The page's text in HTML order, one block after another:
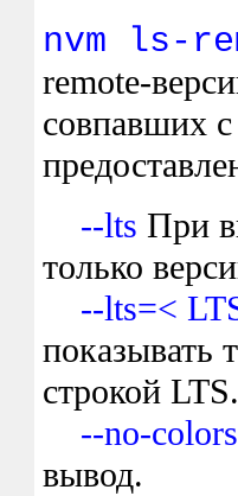
nvm ls-
remote-
совпавших
--lts При
только
--lts=<
показывать
строкой LTS.
--no-colors
вывод.